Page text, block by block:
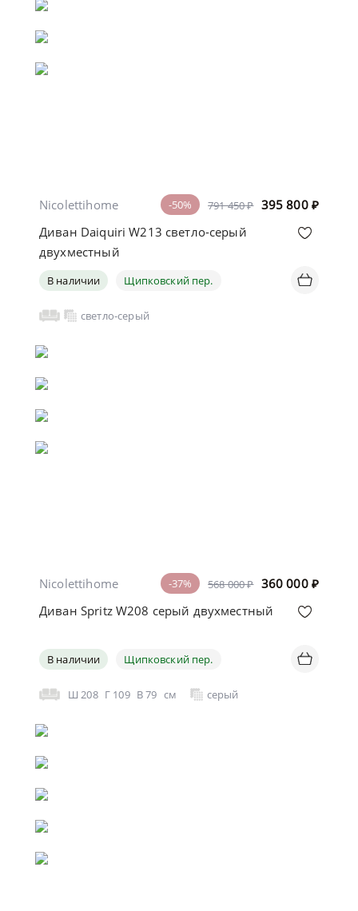
791 450 ₽ 395 800 ₽
-50%
Nicolettihome
Диван Daiquiri W213 светло-серый
двухместный
В наличии Щипковский пер.
светло-серый
568 000 ₽ 360 000 ₽
-37%
Nicolettihome
Диван Spritz W208 серый двухместный
В наличии Щипковский пер.
Ш 208 Г 109 В79 см серый